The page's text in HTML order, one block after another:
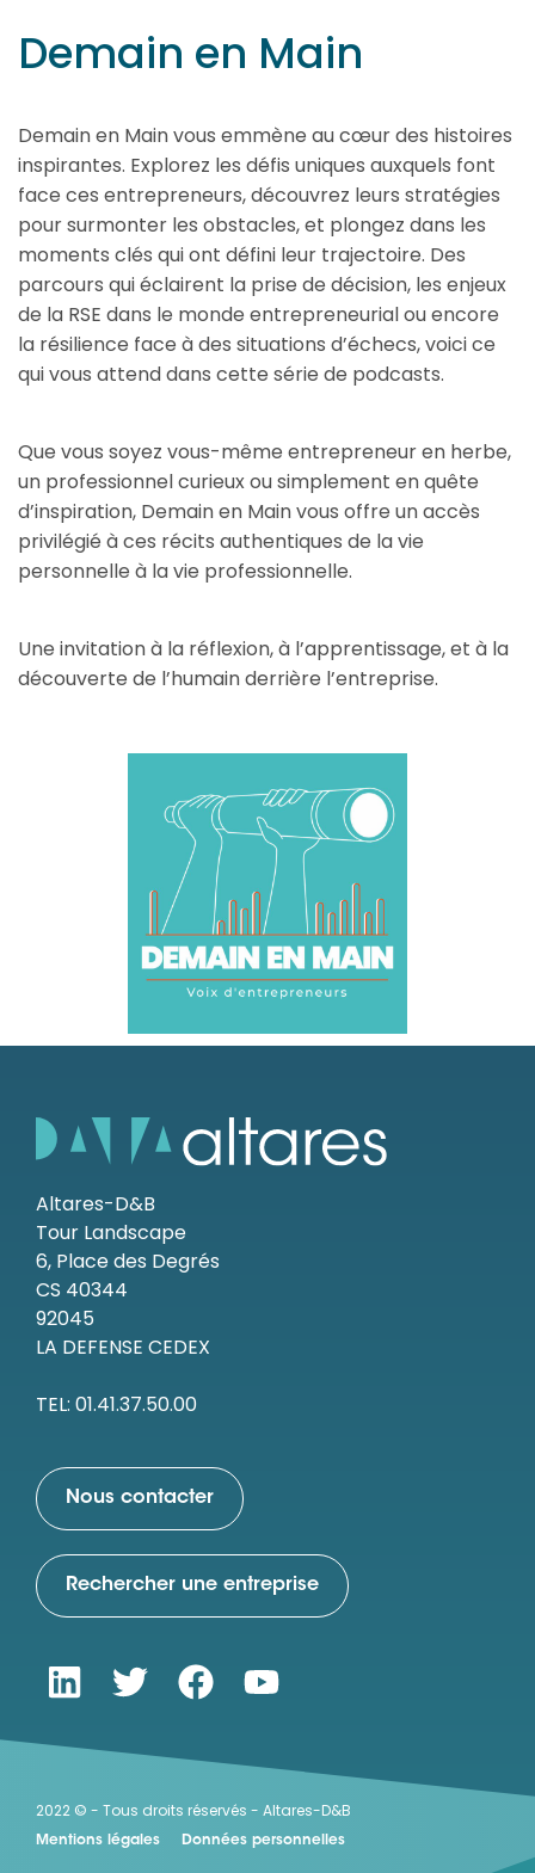
Demain en Main
Demain en Main vous emmène au cœur des histoires
inspirantes. Explorez les défis uniques auxquels font
face ces entrepreneurs, découvrez leurs stratégies
pour surmonter les obstacles, et plongez dans les
moments clés qui ont défini leur trajectoire. Des
parcours qui éclairent la prise de décision, les enjeux
de la RSE dans le monde entrepreneurial ou encore
la résilience face à des situations d’échecs, voici ce
qui vous attend dans cette série de podcasts.
Que vous soyez vous-même entrepreneur en herbe,
un professionnel curieux ou simplement en quête
d’inspiration, Demain en Main vous offre un accès
privilégié à ces récits authentiques de la vie
personnelle à la vie professionnelle.
Une invitation à la réflexion, à l’apprentissage, et à la
découverte de l’humain derrière l’entreprise.
Altares-D&B
Tour Landscape
6, Place des Degrés
CS 40344
92045
LA DEFENSE CEDEX
TEL: 01.41.37.50.00
Nous contacter
Rechercher une entreprise
2022 © - Tous droits réservés - Altares-D&B
Mentions légales Données personnelles